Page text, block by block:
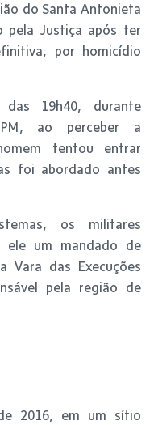
do Santa Antonieta
pela Justiça após ter
por homicídio
19h40, durante
ao perceber a
tentou entrar
foi abordado antes
os militares
ele um mandado de
Vara das Execuções
pela região de
2016, em um sítio